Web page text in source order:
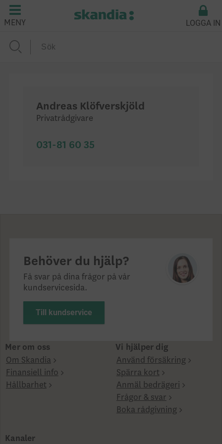
MENY LOGGA IN
Andreas Klöfverskjöld
Privatrådgivare
031-81 60 35
Behöver du hjälp?
Få svar på dina frågor på vår
kundservicesida.
Till kundservice
Mer om oss
Om Skandia
Finansiell info
Hållbarhet
Vi hjälper dig
Använd försäkring
Spärra kort
Anmäl bedrägeri
Frågor & svar
Boka rådgivning
Kanaler